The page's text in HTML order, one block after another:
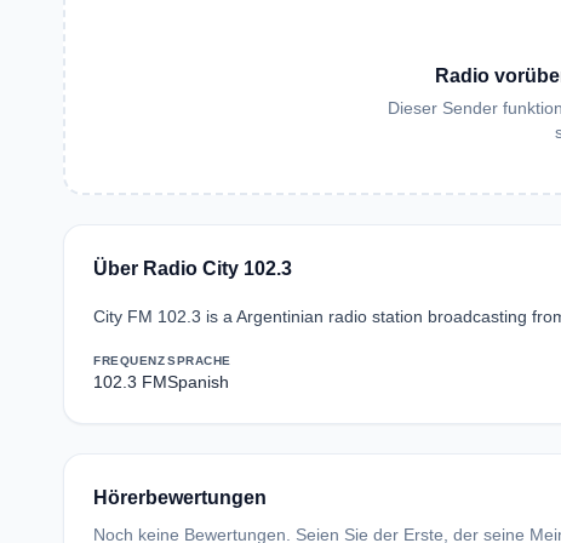
Radio
Dieser Sender
Über Radio City 102.3
City FM 102.3 is a Argentinian radio station broadcasting
FREQUENZ
102.3 FM
SPRACHE
Spanish
Hörerbewertungen
Noch keine Bewertungen. Seien Sie der Erste, der seine